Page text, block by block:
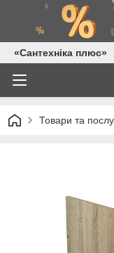
«Сантехніка плюс»
Товари та